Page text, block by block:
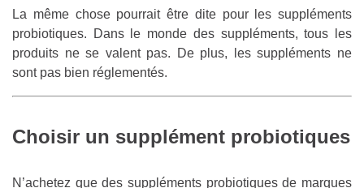
La même chose pourrait être dite pour les suppléments
probiotiques. Dans le monde des suppléments, tous les
produits ne se valent pas. De plus, les suppléments ne
sont pas bien réglementés.
Choisir un supplément probiotiques
N’achetez que des suppléments probiotiques de marques